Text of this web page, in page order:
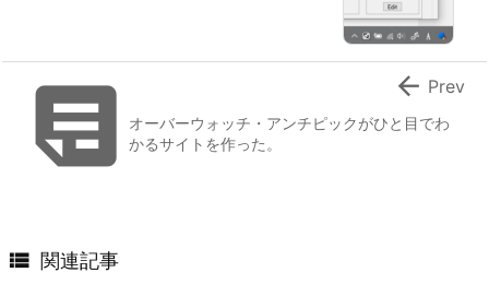
オーバーウォッチ・アンチピックがひと目でわ
かるサイトを作った。
 Prev
 関連記事